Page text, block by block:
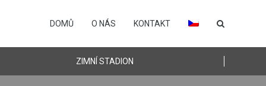
DOMŮ O NÁS KONTAKT
ZIMNÍ STADION